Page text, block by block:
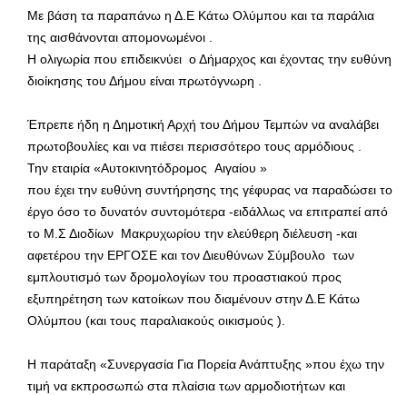
Με βάση τα παραπάνω η Δ.Ε Κάτω Ολύμπου και τα παράλια
της αισθάνονται απομονωμένοι .
Η ολιγωρία που επιδεικνύει ο Δήμαρχος και έχοντας την ευθύνη
διοίκησης του Δήμου είναι πρωτόγνωρη .
Έπρεπε ήδη η Δημοτική Αρχή του Δήμου Τεμπών να αναλάβει
πρωτοβουλίες και να πιέσει περισσότερο τους αρμόδιους .
Την εταιρία «Αυτοκινητόδρομος Αιγαίου »
που έχει την ευθύνη συντήρησης της γέφυρας να παραδώσει το
έργο όσο το δυνατόν συντομότερα -ειδάλλως να επιτραπεί από
το Μ.Σ Διοδίων Μακρυχωρίου την ελεύθερη διέλευση -και
αφετέρου την ΕΡΓΟΣΕ και τον Διευθύνων Σύμβουλο των
εμπλουτισμό των δρομολογίων του προαστιακού προς
εξυπηρέτηση των κατοίκων που διαμένουν στην Δ.Ε Κάτω
Ολύμπου (και τους παραλιακούς οικισμούς ).
Η παράταξη «Συνεργασία Για Πορεία Ανάπτυξης »που έχω την
τιμή να εκπροσωπώ στα πλαίσια των αρμοδιοτήτων και